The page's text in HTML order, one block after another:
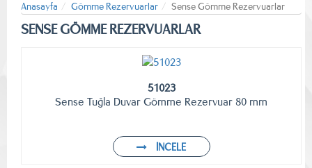
Anasayfa Gömme Rezervuarlar Sense Gömme Rezervuarlar
SENSE GÖMME REZERVUARLAR
51023
Sense Tuğla Duvar Gömme Rezervuar 80 mm
İNCELE